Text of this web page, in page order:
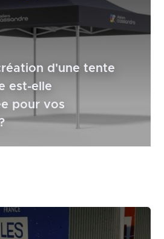
d'une tente
est-elle
pour vos